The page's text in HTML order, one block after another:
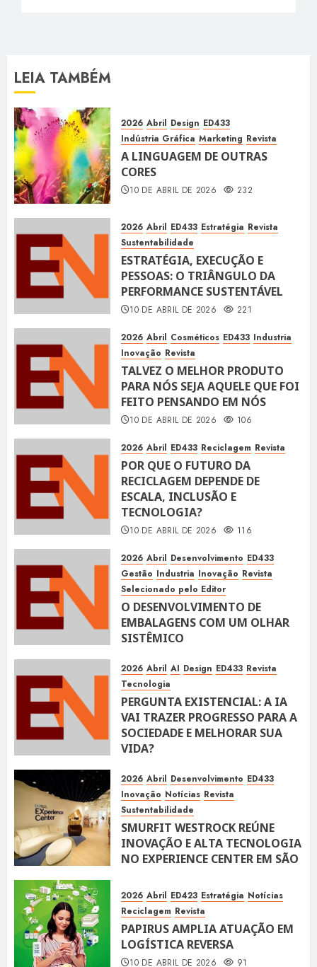
LEIA TAMBÉM
2026 Abril Design ED433
Indústria Gráfica Marketing Revista
A LINGUAGEM DE OUTRAS
CORES
10 DE ABRIL DE 2026 232
2026 Abril ED433 Estratégia Revista
Sustentabilidade
ESTRATÉGIA, EXECUÇÃO E
PESSOAS: O TRIÂNGULO DA
PERFORMANCE SUSTENTÁVEL
10 DE ABRIL DE 2026 221
2026 Abril Cosméticos ED433 Industria
Inovação Revista
TALVEZ O MELHOR PRODUTO
PARA NÓS SEJA AQUELE QUE FOI
FEITO PENSANDO EM NÓS
10 DE ABRIL DE 2026 106
2026 Abril ED433 Reciclagem Revista
POR QUE O FUTURO DA
RECICLAGEM DEPENDE DE
ESCALA, INCLUSÃO E
TECNOLOGIA?
10 DE ABRIL DE 2026 116
2026 Abril Desenvolvimento ED433
Gestão Industria Inovação Revista
Selecionado pelo Editor
O DESENVOLVIMENTO DE
EMBALAGENS COM UM OLHAR
SISTÊMICO
2026 Abril AI Design ED433 Revista
Tecnologia
PERGUNTA EXISTENCIAL: A IA
VAI TRAZER PROGRESSO PARA A
SOCIEDADE E MELHORAR SUA
VIDA?
2026 Abril Desenvolvimento ED433
Inovação Notícias Revista
Sustentabilidade
SMURFIT WESTROCK REÚNE
INOVAÇÃO E ALTA TECNOLOGIA
NO EXPERIENCE CENTER EM SÃO
10 DE ABRIL DE 2026 119
2026 Abril ED423 Estratégia Notícias
Reciclagem Revista
PAPIRUS AMPLIA ATUAÇÃO EM
LOGÍSTICA REVERSA
10 DE ABRIL DE 2026 91